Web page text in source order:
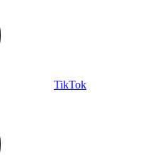
TikTok